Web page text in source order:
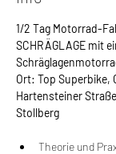
1/2 Tag Motorrad-
SCHRÄGLAGE mit
Ort: Top Superbike,
Hartensteiner
Stollberg
Theorie und